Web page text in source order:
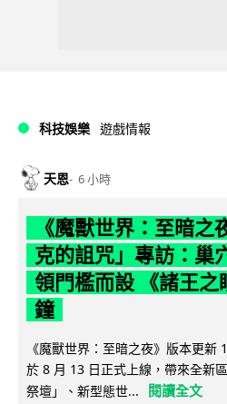
科技娛樂 遊戲情報
天恩 6 小時
《魔獸世界：至暗之
克的詛咒」專訪：巢
領門檻而設 《諸王之
鐘
《魔獸世界：至暗之夜》版本更新
於 8 月 13 日正式上線，帶來全新
祭壇」、新型態世...
閱讀全文